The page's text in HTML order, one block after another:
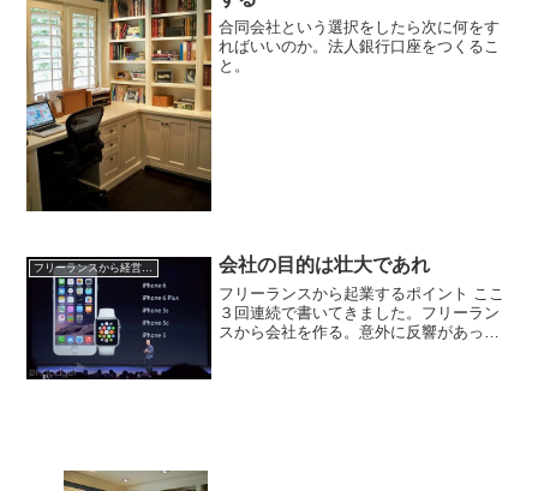
合同会社という選択をしたら次に何をす
ればいいのか。法人銀行口座をつくるこ
と。
フリーランスから経営者への道 会社の目的は壮大であれ
フリーランスから起業するポイント ここ
３回連続で書いてきました。フリーラン
スから会社を作る。意外に反響があって